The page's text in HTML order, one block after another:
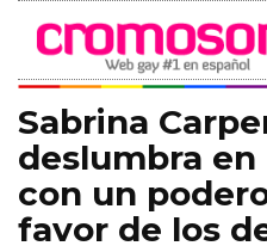
Sabrina
deslumbra en
con un
favor de los